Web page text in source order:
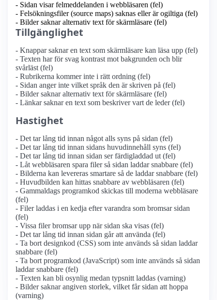
- Sidan visar felmeddelanden i webbläsaren (fel)
- Felsökningsfiler (source maps) saknas eller är ogiltiga (fel)
- Bilder saknar alternativ text för skärmläsare (fel)
Tillgänglighet
- Knappar saknar en text som skärmläsare kan läsa upp (fel)
- Texten har för svag kontrast mot bakgrunden och blir
svårläst (fel)
- Rubrikerna kommer inte i rätt ordning (fel)
- Sidan anger inte vilket språk den är skriven på (fel)
- Bilder saknar alternativ text för skärmläsare (fel)
- Länkar saknar en text som beskriver vart de leder (fel)
Hastighet
- Det tar lång tid innan något alls syns på sidan (fel)
- Det tar lång tid innan sidans huvudinnehåll syns (fel)
- Det tar lång tid innan sidan ser färdigladdad ut (fel)
- Låt webbläsaren spara filer så sidan laddar snabbare (fel)
- Bilderna kan levereras smartare så de laddar snabbare (fel)
- Huvudbilden kan hittas snabbare av webbläsaren (fel)
- Gammaldags programkod skickas till moderna webbläsare
(fel)
- Filer laddas i en kedja efter varandra som bromsar sidan
(fel)
- Vissa filer bromsar upp när sidan ska visas (fel)
- Det tar lång tid innan sidan går att använda (fel)
- Ta bort designkod (CSS) som inte används så sidan laddar
snabbare (fel)
- Ta bort programkod (JavaScript) som inte används så sidan
laddar snabbare (fel)
- Texten kan bli osynlig medan typsnitt laddas (varning)
- Bilder saknar angiven storlek, vilket får sidan att hoppa
(varning)